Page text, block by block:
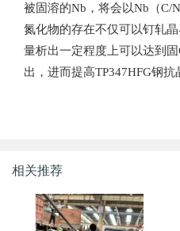
被固溶的Nb，将会以Nb（C/
氮化物的存在不仅可以钉轧
量析出一定程度上可以达到
出，进而提高TP347HFG钢抗
相关推荐